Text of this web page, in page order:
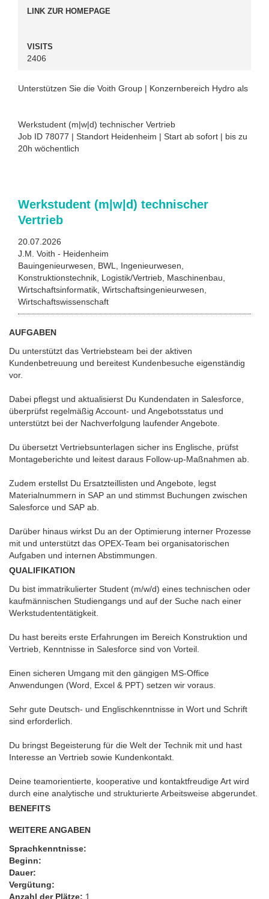
LINK ZUR HOMEPAGE
VISITS
2406
Unterstützen Sie die Voith Group | Konzernbereich Hydro als
Werkstudent (m|w|d) technischer Vertrieb
Job ID 78077 | Standort Heidenheim | Start ab sofort | bis zu
20h wöchentlich
Werkstudent (m|w|d) technischer
Vertrieb
20.07.2026
J.M. Voith - Heidenheim
Bauingenieurwesen, BWL, Ingenieurwesen,
Konstruktionstechnik, Logistik/Vertrieb, Maschinenbau,
Wirtschaftsinformatik, Wirtschaftsingenieurwesen,
Wirtschaftswissenschaft
AUFGABEN
Du unterstützt das Vertriebsteam bei der aktiven
Kundenbetreuung und bereitest Kundenbesuche eigenständig
vor.
Dabei pflegst und aktualisierst Du Kundendaten in Salesforce,
überprüfst regelmäßig Account- und Angebotsstatus und
unterstützt bei der Nachverfolgung laufender Angebote.
Du übersetzt Vertriebsunterlagen sicher ins Englische, prüfst
Montageberichte und leitest daraus Follow-up-Maßnahmen ab.
Zudem erstellst Du Ersatzteillisten und Angebote, legst
Materialnummern in SAP an und stimmst Buchungen zwischen
Salesforce und SAP ab.
Darüber hinaus wirkst Du an der Optimierung interner Prozesse
mit und unterstützt das OPEX-Team bei organisatorischen
Aufgaben und internen Abstimmungen.
QUALIFIKATION
Du bist immatrikulierter Student (m/w/d) eines technischen oder
kaufmännischen Studiengangs und auf der Suche nach einer
Werkstudententätigkeit.
Du hast bereits erste Erfahrungen im Bereich Konstruktion und
Vertrieb, Kenntnisse in Salesforce sind von Vorteil.
Einen sicheren Umgang mit den gängigen MS-Office
Anwendungen (Word, Excel & PPT) setzen wir voraus.
Sehr gute Deutsch- und Englischkenntnisse in Wort und Schrift
sind erforderlich.
Du bringst Begeisterung für die Welt der Technik mit und hast
Interesse an Vertrieb sowie Kundenkontakt.
Deine teamorientierte, kooperative und kontaktfreudige Art wird
durch eine analytische und strukturierte Arbeitsweise abgerundet.
BENEFITS
WEITERE ANGABEN
Sprachkenntnisse:
Beginn:
Dauer:
Vergütung:
Anzahl der Plätze: 1